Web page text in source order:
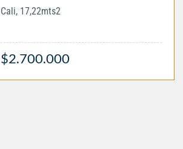
Cali, 17,22mts2
$2.700.000